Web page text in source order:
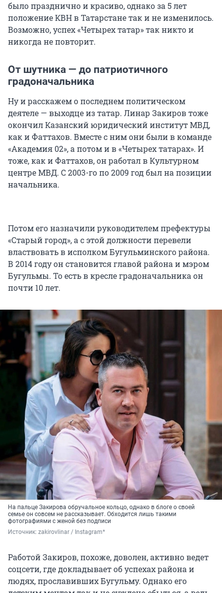
было празднично и красиво, однако за 5 лет
положение КВН в Татарстане так и не изменилось.
Возможно, успех «Четырех татар» так никто и
никогда не повторит.
От шутника — до патриотичного
градоначальника
Ну и расскажем о последнем политическом
деятеле — выходце из татар. Линар Закиров тоже
окончил Казанский юридический институт МВД,
как и Фаттахов. Вместе с ним они были в команде
«Академия 02», а потом и в «Четырех татарах». И
тоже, как и Фаттахов, он работал в Культурном
центре МВД. С 2003-го по 2009 год был на позиции
начальника.
Потом его назначили руководителем префектуры
«Старый город», а с этой должности перевели
властвовать в исполком Бугульминского района.
В 2014 году он становится главой района и мэром
Бугульмы. То есть в кресле градоначальника он
почти 10 лет.
На пальце Закирова обручальное кольцо, однако в блоге о своей
семье он совсем не рассказывает. Обходится лишь такими
фотографиями с женой без подписи
Источник: zakirovlinar / Instagram*
Работой Закиров, похоже, доволен, активно ведет
соцсети, где докладывает об успехах района и
людях, прославивших Бугульму. Однако его